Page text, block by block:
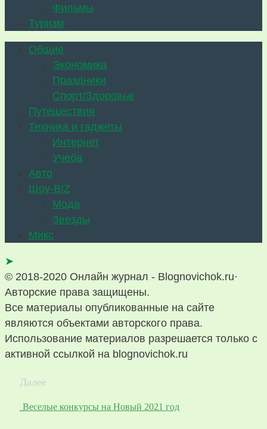
Фильмы
Туризм
Общие
Экономика
Праздники
Спорт/Здоровье
Путешествия
Техника и гаджеты
Интернет
Учеба
Авто
Шоу-BIZ
Мода
Звезды
Микс
➤
© 2018-2020 Онлайн журнал - Blognovichok.ru·
Авторские права защищены.
Все материалы опубликованные на сайте
являются объектами авторского права.
Использование материалов разрешается только с
активной ссылкой на blognovichok.ru
Далее
Веселые конкурсы на Новый 2021 год